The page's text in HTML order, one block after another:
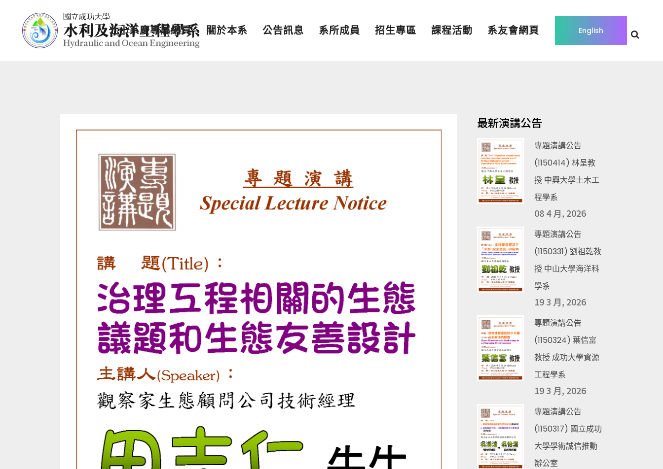
English
七十系慶專屬網頁 關於本系 公告訊息 系所成員 招生專區 課程活動 系友會網頁
最新演講公告
專題演講公告
(1150414) 林呈教
授 中興大學土木工
程學系
08 4 月, 2026
專題演講公告
(1150331) 劉祖乾教
授 中山大學海洋科
學系
19 3 月, 2026
專題演講公告
(1150324) 葉信富
教授 成功大學資源
工程學系
19 3 月, 2026
專題演講公告
(1150317) 國立成功
大學學術誠信推動
辦公室